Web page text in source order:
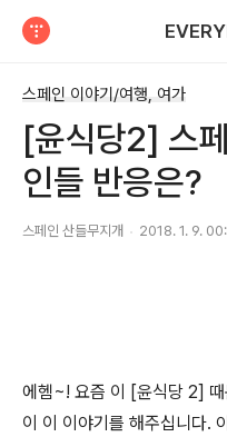
스페인 이야기/여행, 여가
[윤식당2] 스
인들 반응은?
스페인 산들무지개 2018. 1. 9.
에헴~! 요즘 이 [윤식당 2]
이 이 이야기를 해주십니다.